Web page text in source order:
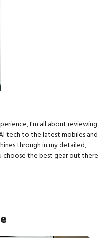
I'm all about reviewing
tech to the latest mobiles and
through in my detailed,
choose the best gear out there